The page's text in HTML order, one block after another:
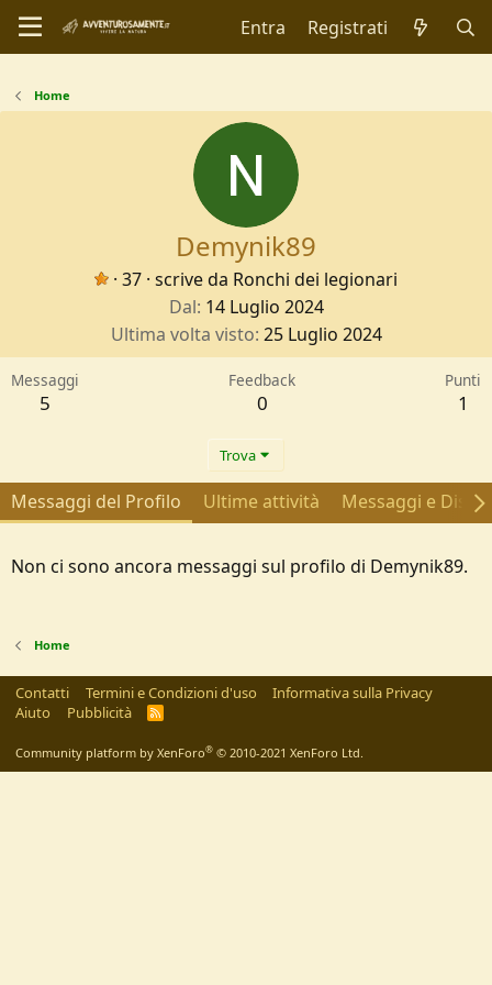
Entra Registrati
Home
Demynik89
· 37 · scrive da Ronchi dei legionari
Dal 14 Luglio 2024
Ultima volta visto 25 Luglio 2024
Messaggi
5
Feedback
0
Punti
1
Trova
Messaggi del Profilo Ultime attività Messaggi e
Non ci sono ancora messaggi sul profilo di Demynik89.
Home
Contatti Termini e Condizioni d'uso
Informativa sulla Privacy
Aiuto
Pubblicità
R
Community platform by XenForo® © 2010-2021 XenForo Ltd.